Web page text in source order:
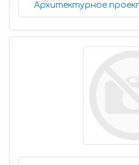
Архитектурное